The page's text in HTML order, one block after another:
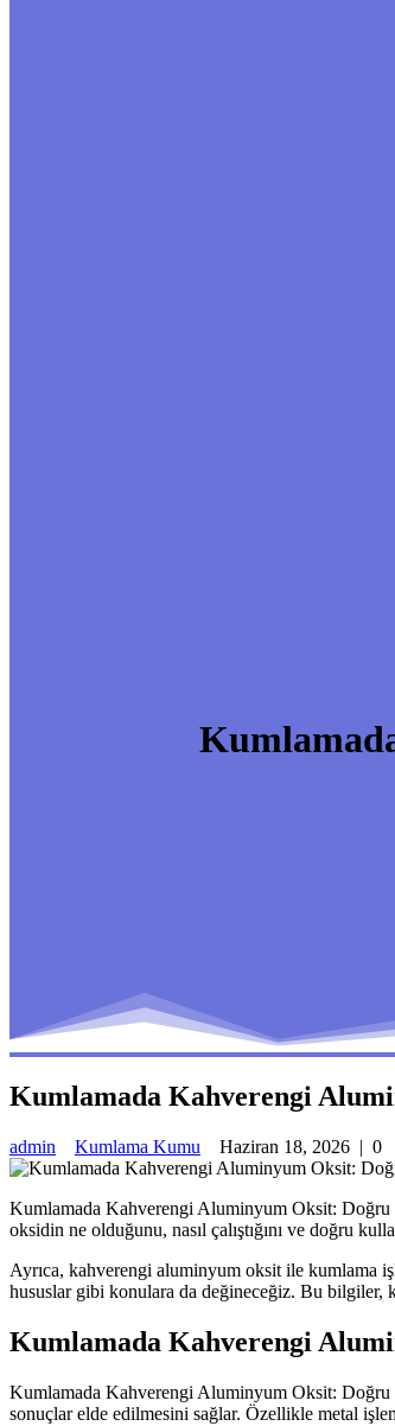
Kumlamada Kahverengi
admin Kumlama Kumu Haziran 18, 2026 | 0
Kumlamada Kahverengi Aluminyum Oksit: Doğru
oksidin ne olduğunu, nasıl çalıştığını ve doğru
Ayrıca, kahverengi aluminyum oksit ile kumlama
hususlar gibi konulara da değineceğiz. Bu bilgiler,
Kumlamada Kahverengi
Kumlamada Kahverengi Aluminyum Oksit: Doğru
sonuçlar elde edilmesini sağlar. Özellikle metal